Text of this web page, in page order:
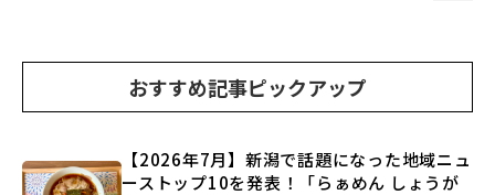
おすすめ記事ピックアップ
【2026年7月】新潟で話題になった地域ニュ
ーストップ10を発表！「らぁめん しょうが